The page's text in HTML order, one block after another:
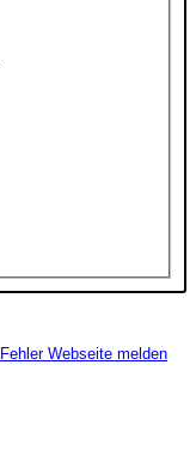
Fehler Webseite melden